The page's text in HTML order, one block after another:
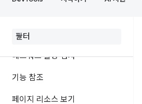
개요
네트워크 활동 검사
기능 참조
페이지 리소스 보기